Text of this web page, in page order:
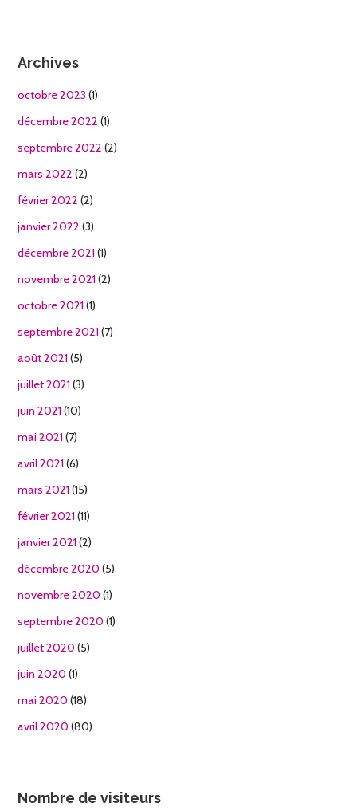
Archives
octobre 2023 (1)
décembre 2022 (1)
septembre 2022 (2)
mars 2022 (2)
février 2022 (2)
janvier 2022 (3)
décembre 2021 (1)
novembre 2021 (2)
octobre 2021 (1)
septembre 2021 (7)
août 2021 (5)
juillet 2021 (3)
juin 2021 (10)
mai 2021 (7)
avril 2021 (6)
mars 2021 (15)
février 2021 (11)
janvier 2021 (2)
décembre 2020 (5)
novembre 2020 (1)
septembre 2020 (1)
juillet 2020 (5)
juin 2020 (1)
mai 2020 (18)
avril 2020 (80)
Nombre de visiteurs